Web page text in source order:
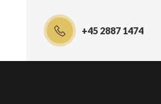
+45 2887 1474